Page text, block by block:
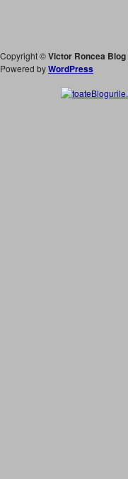
Copyright ©Victor Roncea Blog
Powered byWordPress